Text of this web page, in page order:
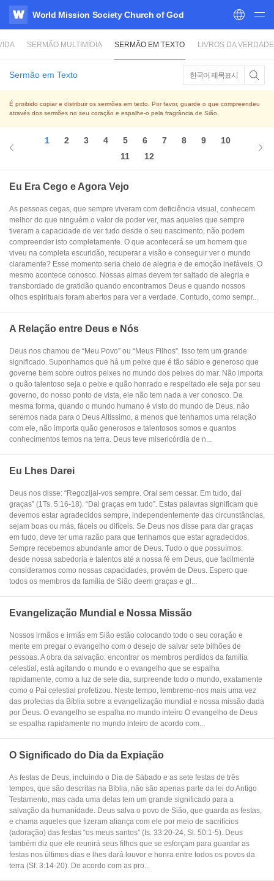
WATV
World Mission Society Church of God
SERMÃO MULTIMÍDIA SERMÃO EM TEXTO LIVROS DA VERDADE
Sermão em Texto 한국어 제목표시
É proibido copiar e distribuir os sermões em texto. Por favor, guarde o que compreendeu
através dos sermões no seu coração e espalhe-o pela fragrância de Sião.
1 2 3 4 5 6 7 8 9
10
11
12
Eu Era Cego e Agora Vejo
As pessoas cegas, que sempre viveram com deficiência visual, conhecem
melhor do que ninguém o valor de poder ver, mas aqueles que sempre
tiveram a capacidade de ver tudo desde o seu nascimento, não podem
compreender isto completamente. O que acontecerá se um homem que
viveu na completa escuridão, recuperar a visão e conseguir ver o mundo
claramente? Esse momento seria cheio de alegria e de emoção inefáveis. O
mesmo acontece conosco. Nossas almas devem ter saltado de alegria e
transbordado de gratidão quando encontramos Deus e quando nossos
olhos espirituais foram abertos para ver a verdade. Contudo, como sempr...
A Relação entre Deus e Nós
Deus nos chamou de “Meu Povo” ou “Meus Filhos”. Isso tem um grande
significado. Suponhamos que há um peixe que é tão sábio e generoso que
governe bem sobre outros peixes no mundo dos peixes do mar. Não importa
o quão talentoso seja o peixe e quão honrado e respeitado ele seja por seu
governo, do nosso ponto de vista, ele não tem nada a ver conosco. Da
mesma forma, quando o mundo humano é visto do mundo de Deus, não
seremos nada para o Deus Altíssimo, a menos que tenhamos uma relação
com ele, não importa quão generosos e talentosos somos e quantos
conhecimentos temos na terra. Deus teve misericórdia de n...
Eu Lhes Darei
Deus nos disse: “Regozijai-vos sempre. Orai sem cessar. Em tudo, dai
graças” (1Ts. 5:16-18). “Dai graças em tudo”. Estas palavras significam que
devemos estar agradecidos sempre, independentemente das circunstâncias,
sejam boas ou más, fáceis ou difíceis. Se Deus nos disse para dar graças
em tudo, deve ter uma razão para que tenhamos que estar agradecidos.
Sempre recebemos abundante amor de Deus. Tudo o que possuímos:
desde nossa sabedoria e talentos até a nossa fé em Deus, que facilmente
consideramos como nossas capacidades, provém de Deus. Espero que
todos os membros da família de Sião deem graças e gl...
Evangelização Mundial e Nossa Missão
Nossos irmãos e irmãs em Sião estão colocando todo o seu coração e
mente em pregar o evangelho com o desejo de salvar sete bilhões de
pessoas. A obra da salvação: encontrar os membros perdidos da família
celestial, está agitando o mundo e o evangelho que se espalha
rapidamente, como a luz de sete dia, surpreende todo o mundo, exatamente
como o Pai celestial profetizou. Neste tempo, lembremo-nos mais uma vez
das profecias da Bíblia sobre a evangelização mundial e nossa missão dada
por Deus. O evangelho se espalha no mundo inteiro O evangelho de Deus
se espalha rapidamente no mundo inteiro de acordo com...
O Significado do Dia da Expiação
As festas de Deus, incluindo o Dia de Sábado e as sete festas de três
tempos, que são descritas na Bíblia, não são apenas parte da lei do Antigo
Testamento, mas cada uma delas tem um grande significado para a
salvação da humanidade. Deus salva o povo de Sião, que guarda as festas,
e chama aqueles que fizeram aliança com ele por meio de sacrifícios
(adoração) das festas “os meus santos” (Is. 33:20-24, Sl. 50:1-5). Deus
também diz que ele reunirá seus filhos que se esforçam para guardar as
festas nos últimos dias e lhes dará louvor e honra entre todos os povos da
terra (Sf. 3:14-20). De acordo com as pro...